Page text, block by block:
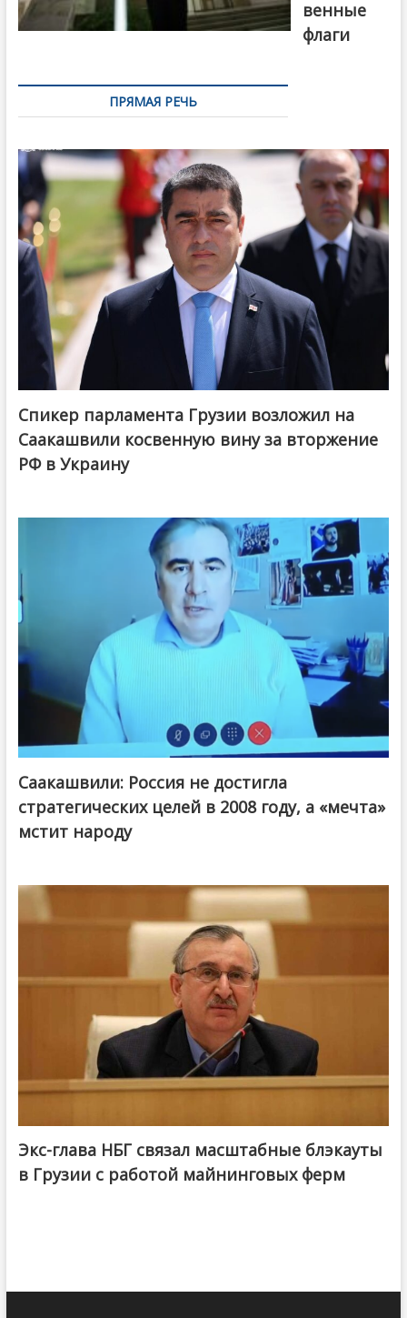
венные
флаги
ПРЯМАЯ РЕЧЬ
Спикер парламента Грузии возложил на
Саакашвили косвенную вину за вторжение
РФ в Украину
Саакашвили: Россия не достигла
стратегических целей в 2008 году, а «мечта»
мстит народу
Экс-глава НБГ связал масштабные блэкауты
в Грузии с работой майнинговых ферм